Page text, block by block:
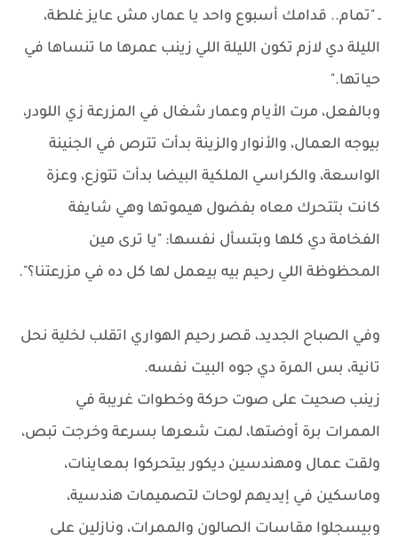
ـ "تمام.. قدامك أسبوع واحد يا عمار، مش عايز غلطة،
الليلة دي لازم تكون الليلة اللي زينب عمرها ما تنساها في
حياتها."
وبالفعل، مرت الأيام وعمار شغال في المزرعة زي اللودر،
بيوجه العمال، والأنوار والزينة بدأت تترص في الجنينة
الواسعة، والكراسي الملكية البيضا بدأت تتوزع، وعزة
كانت بتتحرك معاه بفضول هيموتها وهي شايفة
الفخامة دي كلها وبتسأل نفسها: "يا ترى مين
المحظوظة اللي رحيم بيه بيعمل لها كل ده في مزرعتنا؟".
وفي الصباح الجديد، قصر رحيم الهواري اتقلب لخلية نحل
تانية، بس المرة دي جوه البيت نفسه.
زينب صحيت على صوت حركة وخطوات غريبة في
الممرات برة أوضتها، لمت شعرها بسرعة وخرجت تبص،
ولقت عمال ومهندسين ديكور بيتحركوا بمعاينات،
وماسكين في إيديهم لوحات لتصميمات هندسية،
وبيسجلوا مقاسات الصالون والممرات، ونازلين على